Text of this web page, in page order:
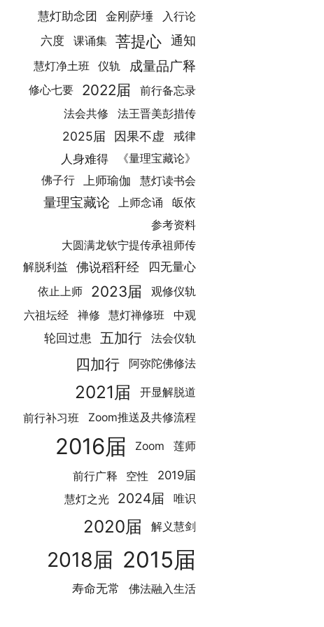
慧灯助念团 金刚萨埵 入行论
六度 课诵集 菩提心 通知
慧灯净土班 仪轨 成量品广释
修心七要 2022届
前行备忘录
法会共修
法王晋美彭措传
2025届 因果不虚 戒律
人身难得
《量理宝藏论》
佛子行
上师瑜伽 慧灯读书会
量理宝藏论 上师念诵 皈依
参考资料
大圆满龙钦宁提传承祖师传
解脱利益
佛说稻秆经 四无量心
依止上师 2023届
观修仪轨
六祖坛经
禅修 慧灯禅修班 中观
轮回过患 五加行 法会仪轨
四加行 阿弥陀佛修法
2021届 开显解脱道
前行补习班 Zoom推送及共修流程
2016届 Zoom 莲师
前行广释 空性
2019届
慧灯之光
2024届 唯识
2020届 解义慧剑
2018届 2015届
寿命无常 佛法融入生活